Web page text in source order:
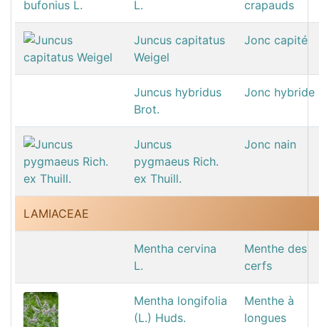
L. crapauds
Juncus capitatus
Weigel
Jonc capité
Juncus hybridus
Brot.
Jonc hybride
Juncus
pygmaeus Rich.
ex Thuill.
Jonc nain
LAMIACEAE
Mentha cervina
L.
Menthe des
cerfs
Mentha longifolia
(L.) Huds.
Menthe à
longues